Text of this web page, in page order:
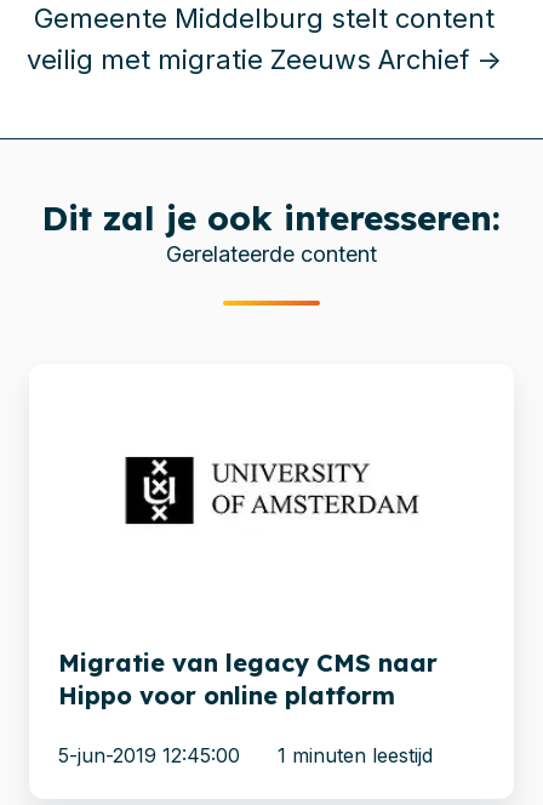
Gemeente Middelburg stelt content
veilig met migratie Zeeuws Archief →
Dit zal je ook interesseren:
Gerelateerde content
platform
Migratie van legacy CMS naar
Hippo voor online platform
5-jun-2019 12:45:00 1 minuten leestijd